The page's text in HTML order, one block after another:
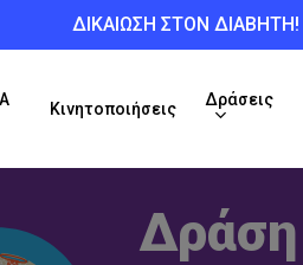
ΔΙΚΑΙΩΣΗ ΣΤΟΝ
Κινητοποιήσεις
Δράσεις